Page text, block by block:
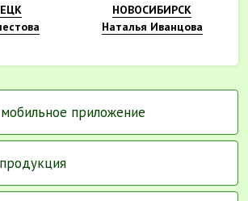
НОВОСИБИРСК
Наталья Иванцова
приложение